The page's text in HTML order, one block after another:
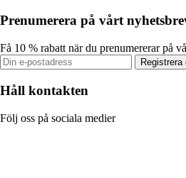
Prenumerera på vårt
Få 10 % rabatt när du prenumererar på
Registrera
Håll kontakten
Följ oss på sociala medier